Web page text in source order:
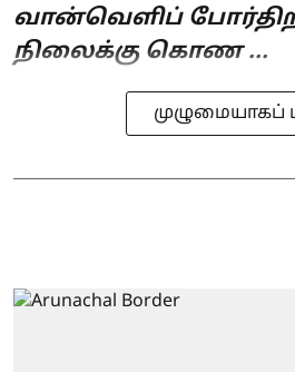
வான்வெளிப்
நிலைக்கு கொண ...
முழுமையாகப்